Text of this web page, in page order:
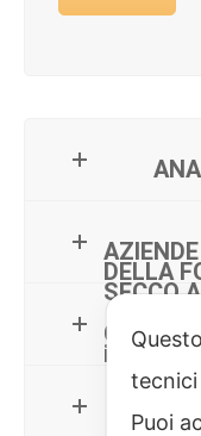
DELLA
SECCO
Puoi